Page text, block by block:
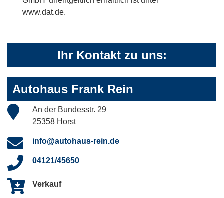
www.dat.de.
Ihr Kontakt zu uns:
Autohaus Frank Rein
An der Bundesstr. 29
25358 Horst
info@autohaus-rein.de
04121/45650
Verkauf